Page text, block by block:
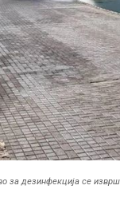
дезинфекција се